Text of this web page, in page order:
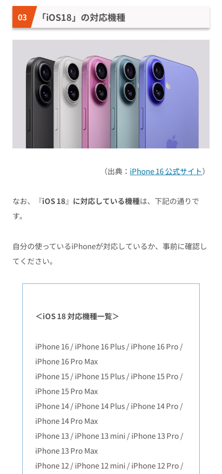
「iOS18」の対応機種
（出典： iPhone 16 公式サイト）
なお、『iOS 18』 に対応している機種は、下記の通りで
す。
自分の使っているiPhoneが対応しているか、事前に確認し
てください。
＜iOS 18 対応機種一覧＞
iPhone 16 / iPhone 16 Plus / iPhone 16 Pro /
iPhone 16 Pro Max
iPhone 15 / iPhone 15 Plus / iPhone 15 Pro /
iPhone 15 Pro Max
iPhone 14 / iPhone 14 Plus / iPhone 14 Pro /
iPhone 14 Pro Max
iPhone 13 / iPhone 13 mini / iPhone 13 Pro /
iPhone 13 Pro Max
iPhone 12 / iPhone 12 mini / iPhone 12 Pro /